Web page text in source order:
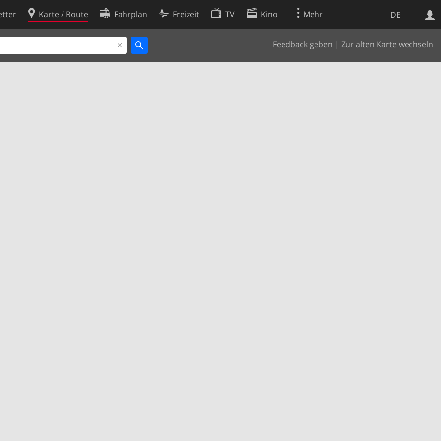
DE
Karte / Route Fahrplan Freizeit TV Kino Mehr
Feedback geben | Zur alten Karte wechseln
Websuche
Cookie-Richtlinie
Cookie-Einstellungen